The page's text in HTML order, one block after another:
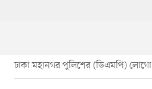
ঢাকা মহানগর পুলিশের (ডিএমপি) লোগো